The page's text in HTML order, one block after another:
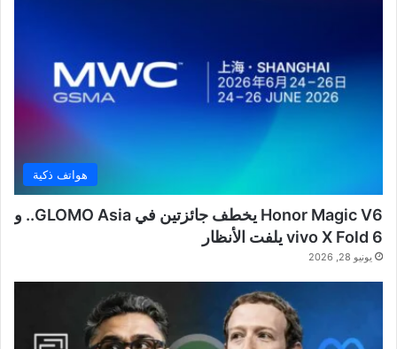
هواتف ذكية
Honor Magic V6 يخطف جائزتين في GLOMO Asia.. و
vivo X Fold 6 يلفت الأنظار
يونيو 28, 2026